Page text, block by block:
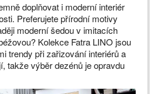
doplňovat i moderní interiér
Preferujete přírodní motivy
moderní šedou v imitacích
Kolekce Fatra LINO jsou
trendy při zařizování interiérů a
takže výběr dezénů je opravdu